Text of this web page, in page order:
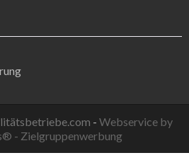
- Webservice by
- Zielgruppenwerbung